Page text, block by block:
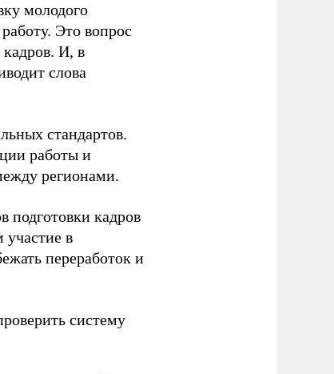
молодого
Это вопрос
кадров. И, в
слова
стандартов.
работы и
регионами.
подготовки кадров
участие в
переработок и
систему